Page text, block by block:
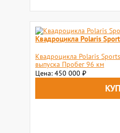
Квадроцикла Polaris
Квадроцикла Polaris
выпуска Пробег 96 км
Цена: 450 000 ₽